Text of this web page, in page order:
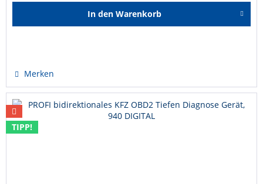
In den Warenkorb
Merken
TIPP!